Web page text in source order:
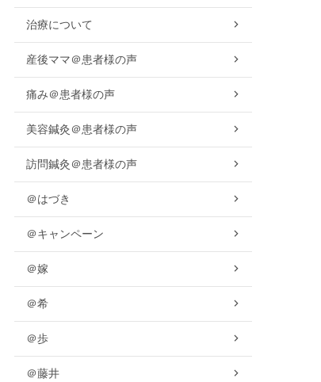
治療について
産後ママ＠患者様の声
痛み＠患者様の声
美容鍼灸＠患者様の声
訪問鍼灸＠患者様の声
＠はづき
＠キャンペーン
＠嫁
＠希
＠歩
＠藤井